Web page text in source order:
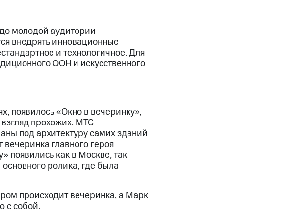
молодой аудитории
внедрять инновационные
и технологичное. Для
ООН и искусственного
появилось «Окно в вечеринку»,
прохожих. МТС
под архитектуру самих зданий
главного героя
появились как в Москве, так
ролика, где была
происходит вечеринка, а Марк
с собой.